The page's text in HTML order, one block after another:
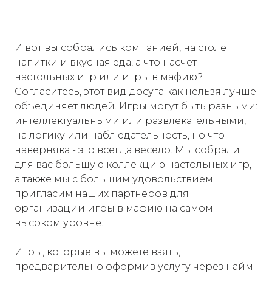
И вот вы собрались компанией, на столе
напитки и вкусная еда, а что насчет
настольных игр или игры в мафию?
Согласитесь, этот вид досуга как нельзя лучше
объединяет людей. Игры могут быть разными:
интеллектуальными или развлекательными,
на логику или наблюдательность, но что
наверняка - это всегда весело. Мы собрали
для вас большую коллекцию настольных игр,
а также мы с большим удовольствием
пригласим наших партнеров для
организации игры в мафию на самом
высоком уровне.
Игры, которые вы можете взять,
предварительно оформив услугу через найм: